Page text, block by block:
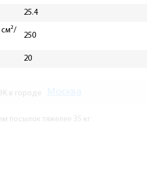
25.4
см²/
250
20
в городе
посылок тяжелее 35 кг